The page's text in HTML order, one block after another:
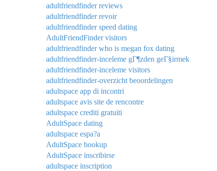
adultfriendfinder reviews
adultfriendfinder revoir
adultfriendfinder speed dating
AdultFriendFinder visitors
adultfriendfinder who is megan fox dating
adultfriendfinder-inceleme gГ¶zden geГ§irmek
adultfriendfinder-inceleme visitors
adultfriendfinder-overzicht beoordelingen
adultspace app di incontri
adultspace avis site de rencontre
adultspace crediti gratuiti
AdultSpace dating
adultspace espa?a
AdultSpace hookup
AdultSpace inscribirse
adultspace inscription